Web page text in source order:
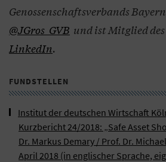
Genossenschaftsverbands
@JGros_GVB und ist Mitglied
LinkedIn.
FUNDSTELLEN
Institut der deutschen Wirtschaft
Kurzbericht 24/2018: „Safe Asset
Dr. Markus Demary / Prof. Dr.
April 2018 (in englischer Sprache,